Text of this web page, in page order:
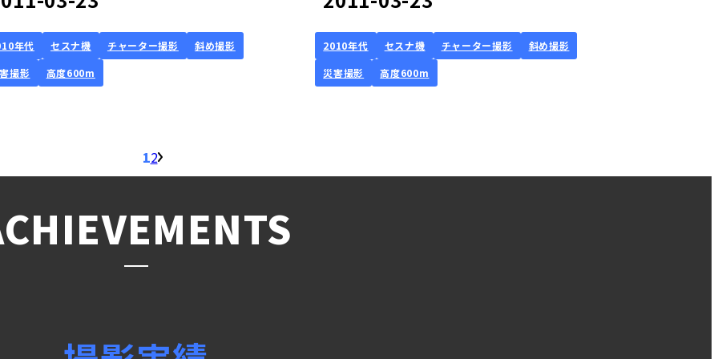
年代 セスナ機 チャーター撮影
斜め撮影
撮影
高度600m
2010年代 セスナ機 チャーター撮影
斜め撮影
災害撮影
高度600m
12